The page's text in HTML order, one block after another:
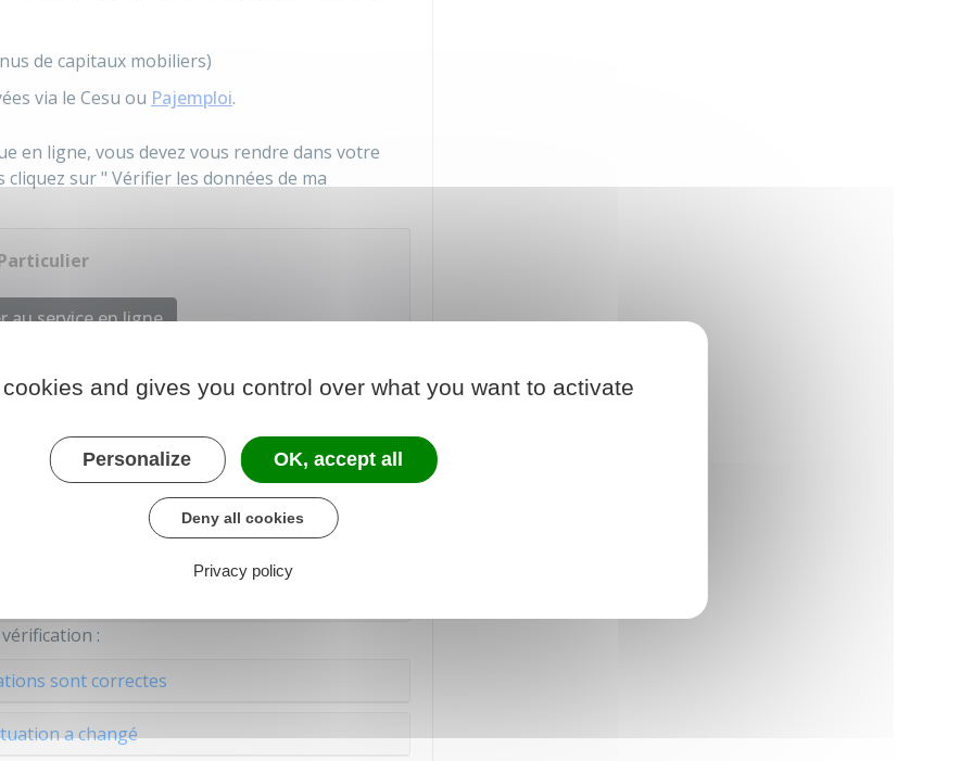
de capitaux mobiliers)
via le Cesu ou Pajemploi.
en ligne, vous devez vous rendre dans votre
sur " Vérifier les données de ma
au service en ligne
chargé des finances
automatique surL'APPLICATION MOBILE
sur Play store (smartphone sous Android) et
:
sont correctes
a changé
and gives you control over what you want to activate
Personalize OK, accept all
Deny all cookies
Privacy policy